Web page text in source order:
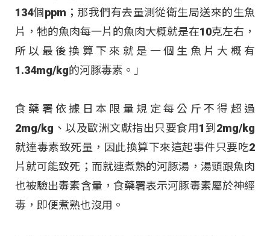
134個ppm；那我們有去量測從衛生局送來的生魚
片，牠的魚肉每一片的魚肉大概就是在10克左右，
所以最後換算下來就是一個生魚片大概有
1.34mg/kg的河豚毒素。」
食藥署依據日本限量規定每公斤不得超過
2mg/kg、以及歐洲文獻指出只要食用1到2mg/kg
就達毒素致死量，因此換算下來這起事件只要吃2
片就可能致死；而就連煮熟的河豚湯，湯頭跟魚肉
也被驗出毒素含量，食藥署表示河豚毒素屬於神經
毒，即便煮熟也沒用。